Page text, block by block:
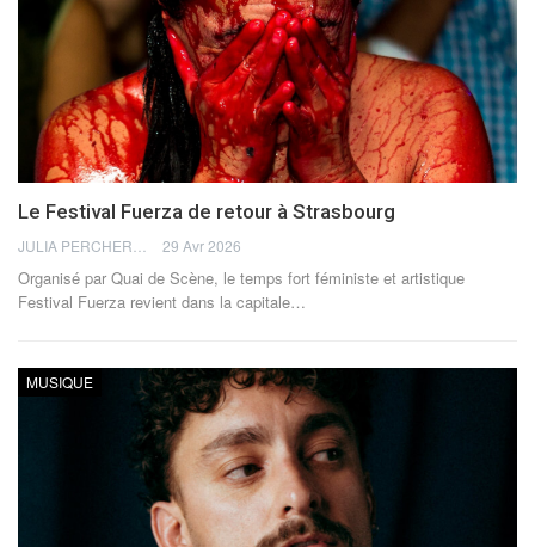
Le Festival Fuerza de retour à Strasbourg
29 Avr 2026
Organisé par Quai de Scène, le temps fort féministe et artistique
Festival Fuerza revient dans la capitale…
MUSIQUE